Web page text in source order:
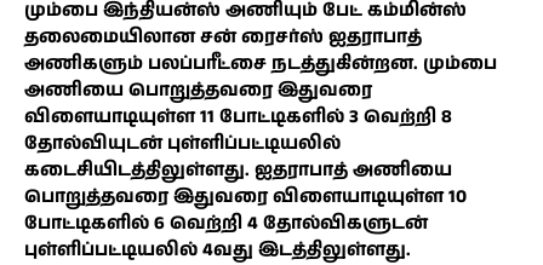
மும்பை இந்தியன்ஸ் அணியும் பேட் கம்மின்ஸ்
தலைமையிலான சன் ரைசர்ஸ் ஐதராபாத்
அணிகளும் பலப்பரீட்சை நடத்துகின்றன. மும்பை
அணியை பொறுத்தவரை இதுவரை
விளையாடியுள்ள 11 போட்டிகளில் 3 வெற்றி 8
தோல்வியுடன் புள்ளிப்பட்டியலில்
கடைசியிடத்திலுள்ளது. ஐதராபாத் அணியை
பொறுத்தவரை இதுவரை விளையாடியுள்ள 10
போட்டிகளில் 6 வெற்றி 4 தோல்விகளுடன்
புள்ளிப்பட்டியலில் 4வது இடத்திலுள்ளது.